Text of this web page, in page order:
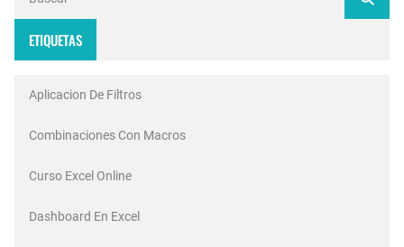
ETIQUETAS
Aplicacion De Filtros
Combinaciones Con Macros
Curso Excel Online
Dashboard En Excel